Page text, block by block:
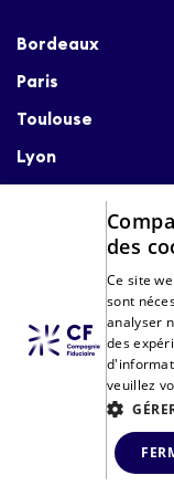
Bordeaux
Paris
Toulouse
Lyon
Compagnie
© CF
des
Ce site
sont
analyser
des
veuillez